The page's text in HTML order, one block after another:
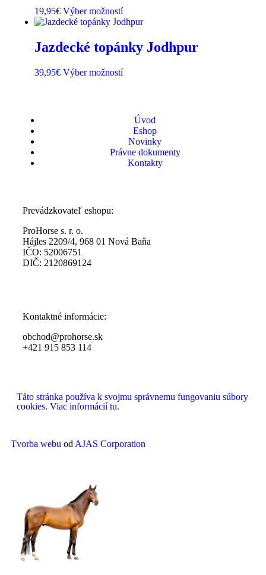
19,95€ Výber možností
Jazdecké topánky Jodhpur
39,95€ Výber možností
Úvod
Eshop
Novinky
Právne dokumenty
Kontakty
Prevádzkovateľ eshopu:
ProHorse s. r. o.
Hájles 2209/4, 968 01 Nová Baňa
IČO: 52006751
DIČ: 2120869124
Kontaktné informácie:
obchod@prohorse.sk
+421 915 853 114
Táto stránka používa k svojmu správnemu fungovaniu súbory
cookies. Viac informácií tu.
Tvorba webu od AJAS Corporation